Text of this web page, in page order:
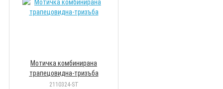
Мотичка комбинирана
трапецовидна-тризъба
2110324-ST